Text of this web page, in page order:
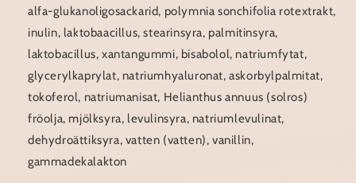
alfa-glukanoligosackarid, polymnia sonchifolia rotextrakt,
inulin, laktobaacillus, stearinsyra, palmitinsyra,
laktobacillus, xantangummi, bisabolol, natriumfytat,
glycerylkaprylat, natriumhyaluronat, askorbylpalmitat,
tokoferol, natriumanisat, Helianthus annuus (solros)
fröolja, mjölksyra, levulinsyra, natriumlevulinat,
dehydroättiksyra, vatten (vatten), vanillin,
gammadekalakton